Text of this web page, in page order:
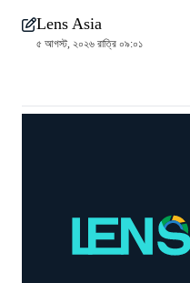
Lens Asia
৫ আগস্ট, ২০২৬ রাত্রি ০৯:০১